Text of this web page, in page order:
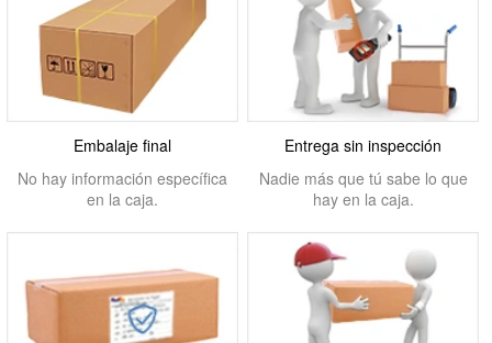
Embalaje final
No hay información específica
en la caja.
Entrega sin inspección
Nadie más que tú sabe lo que
hay en la caja.